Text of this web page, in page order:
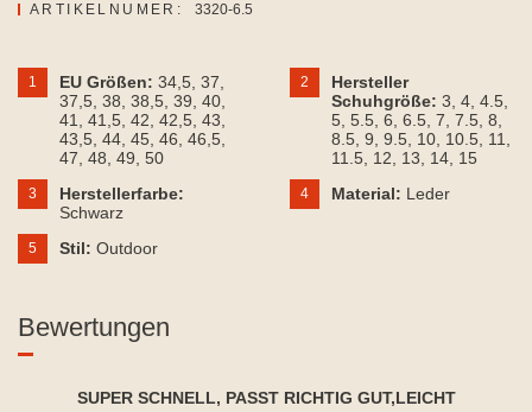
ARTIKELNUMER: 3320-6.5
1 EU Größen: 34,5 , 37
37,5 , 38 , 38,5 , 39 , 40
41
, 41,5 , 42 , 42,5 , 43
43,5 , 44 , 45 , 46 , 46,5
47 , 48 , 49 , 50
2
Hersteller
Schuhgröße: 3 , 4 , 4.5
5 , 5.5 , 6 , 6.5 , 7 , 7.5 , 8
8.5 , 9 , 9.5 , 10 , 10.5 , 11
11.5 , 12 , 13 , 14 , 15
3
Herstellerfarbe:
Schwarz
4 Material: Leder
5 Stil: Outdoor
Bewertungen
SUPER SCHNELL, PASST RICHTIG GUT,LEICHT